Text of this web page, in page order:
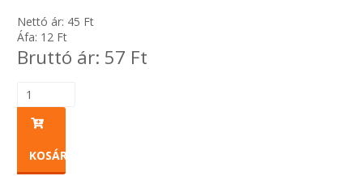
TÖMLŐBILINCS
Nettó ár: 45 Ft
Áfa: 12 Ft
Bruttó ár: 57 Ft
KOSÁRBA